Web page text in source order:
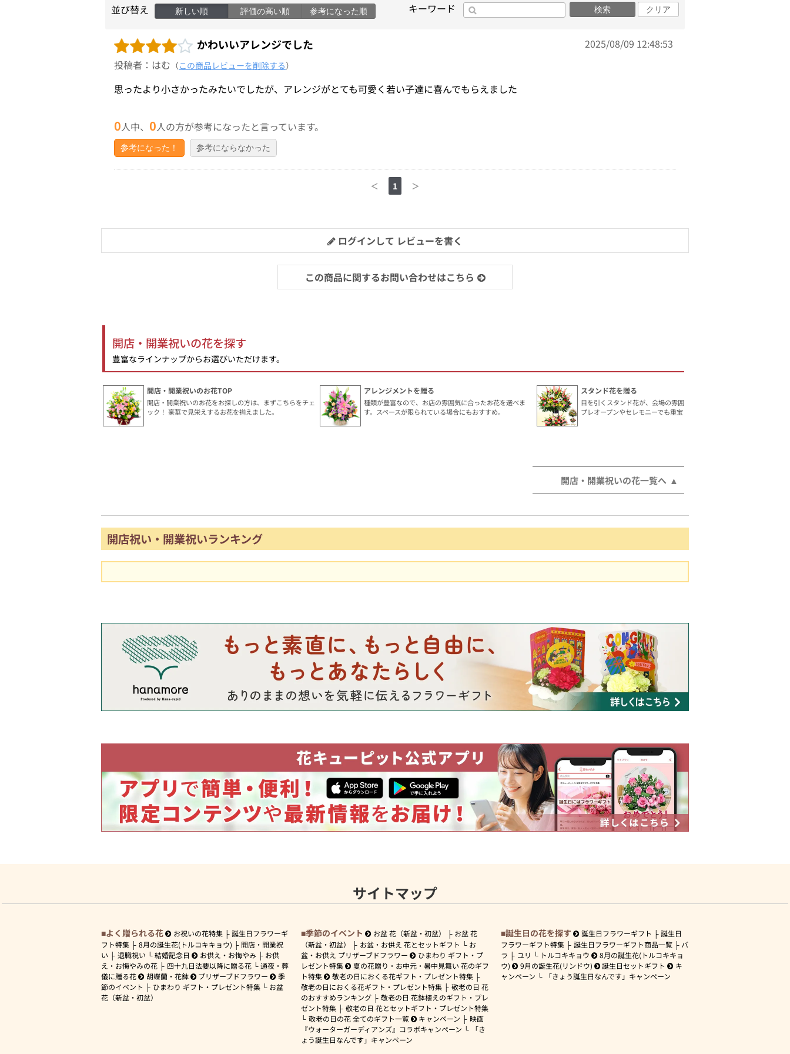
並び替え 新しい順 評価の高い順 参考になった順 キーワード 検索 クリア
かわいいアレンジでした
2025/08/09 12:48:53
投稿者：はむ （この商品レビューを削除する）
思ったより小さかったみたいでしたが、アレンジがとても可愛く若い子達に喜んでもらえました
0人中、 0人の方が参考になったと言っています。
参考になった！ 参考にならなかった
＜ 1 ＞
ログインして レビューを書く
この商品に関するお問い合わせはこちら
開店・開業祝いの花を探す
豊富なラインナップからお選びいただけます。
開店・開業祝いのお花TOP
開店・開業祝いのお花をお探しの方は、まずこちらをチェ
ック！ 豪華で見栄えするお花を揃えました。
アレンジメントを贈る
種類が豊富なので、お店の雰囲気に合ったお花を選べま
す。スペースが限られている場合にもおすすめ。
スタンド花を贈る
目を引くスタンド花が、会場の雰囲気を華やかにします。
プレオープンやセレモニーでも重宝されます。
開店・開業祝いの花一覧へ
開店祝い・開業祝いランキング
サイトマップ
よく贈られる花 お祝いの花特集
誕生日フラワーギ
フト特集
8月の誕生花(トルコキキョウ)
開店・開業祝
い
退職祝い 結婚記念日 お供え・お悔やみ
お供
え・お悔やみの花
四十九日法要以降に贈る花
通夜・葬
儀に贈る花
胡蝶蘭・花鉢 プリザーブドフラワー
季
節のイベント
ひまわり ギフト・プレゼント特集
お盆
花（新盆・初盆）
季節のイベント お盆 花（新盆・初盆）
お盆 花
（新盆・初盆）
お盆・お供え 花とセットギフト
お
盆・お供え プリザーブドフラワー
ひまわり ギフト・プ
レゼント特集
夏の花贈り・お中元・暑中見舞い 花のギフ
ト特集
敬老の日におくる花ギフト・プレゼント特集
敬老の日におくる花ギフト・プレゼント特集
敬老の日 花
のおすすめランキング
敬老の日 花鉢植えのギフト・プレ
ゼント特集
敬老の日 花とセットギフト・プレゼント特集
敬老の日の花 全てのギフト一覧
キャンペーン
映画
『ウォーターガーディアンズ』コラボキャンペーン
「き
ょう誕生日なんです」キャンペーン
誕生日の花を探す 誕生日フラワーギフト
誕生日
フラワーギフト特集
誕生日フラワーギフト商品一覧
バ
ラ
ユリ トルコキキョウ
8月の誕生花(トルコキキョ
ウ)
9月の誕生花(リンドウ) 誕生日セットギフト
キ
ャンペーン
「きょう誕生日なんです」キャンペーン